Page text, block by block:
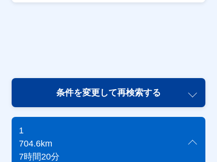
条件を変更して再検索する
1
704.6km
7時間20分